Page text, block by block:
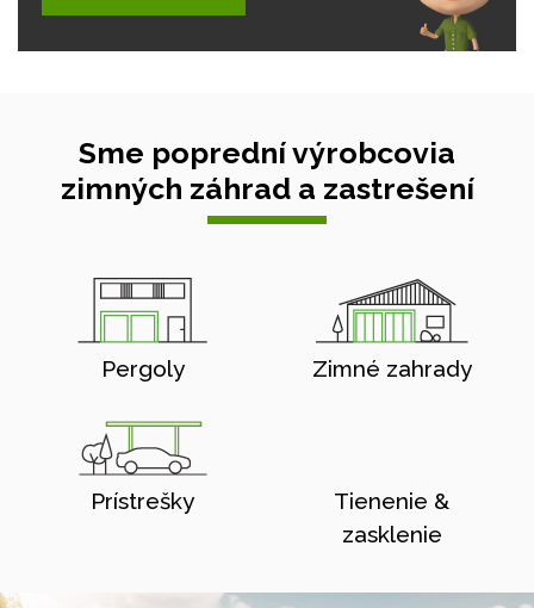
Sme poprední výrobcovia
zimných záhrad a zastrešení
Pergoly Zimné zahrady
Prístrešky
Tienenie &
zasklenie